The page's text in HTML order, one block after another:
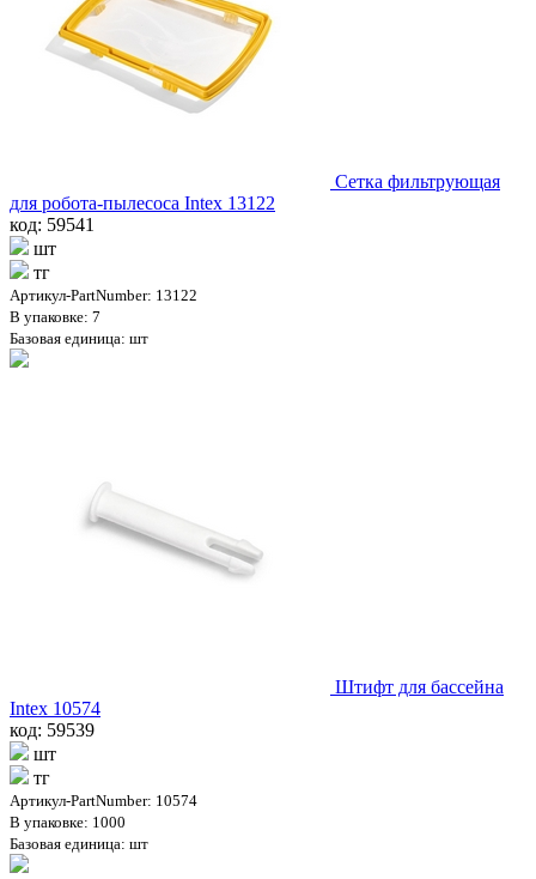
Сетка фильтрующая
для робота-пылесоса Intex 13122
код: 59541
шт
тг
Артикул-PartNumber: 13122
В упаковке: 7
Базовая единица: шт
Штифт для бассейна
Intex 10574
код: 59539
шт
тг
Артикул-PartNumber: 10574
В упаковке: 1000
Базовая единица: шт